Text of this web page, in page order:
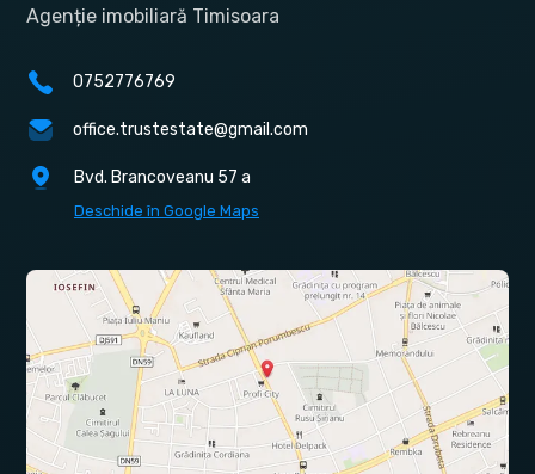
Agenție imobiliară Timisoara
0752776769
office.trustestate@gmail.com
Bvd. Brancoveanu 57 a
Deschide în Google Maps